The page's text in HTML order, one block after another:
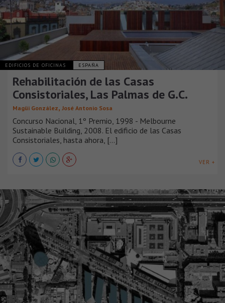
EDIFICIOS DE OFICINAS ESPAÑA
Rehabilitación de las Casas
Consistoriales, Las Palmas de G.C.
Magüi González, José Antonio Sosa
Concurso Nacional, 1º Premio, 1998 - Melbourne
Sustainable Building, 2008. El edificio de las Casas
Consistoriales, hasta ahora, [...]
VER +